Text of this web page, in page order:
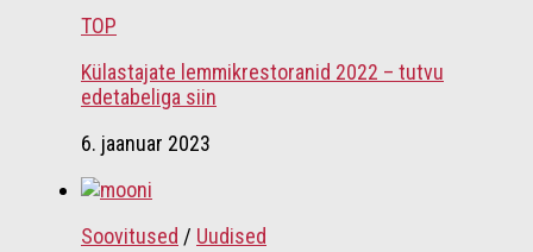
TOP
Külastajate lemmikrestoranid 2022 – tutvu
edetabeliga siin
6. jaanuar 2023
Soovitused / Uudised